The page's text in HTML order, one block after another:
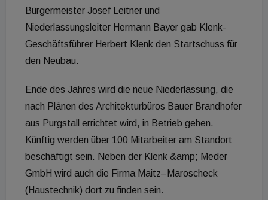
Bürgermeister Josef Leitner und
Niederlassungsleiter Hermann Bayer gab Klenk-
Geschäftsführer Herbert Klenk den Startschuss für
den Neubau.
Ende des Jahres wird die neue Niederlassung, die
nach Plänen des Architekturbüros Bauer Brandhofer
aus Purgstall errichtet wird, in Betrieb gehen.
Künftig werden über 100 Mitarbeiter am Standort
beschäftigt sein. Neben der Klenk &amp; Meder
GmbH wird auch die Firma Maitz–Maroscheck
(Haustechnik) dort zu finden sein.